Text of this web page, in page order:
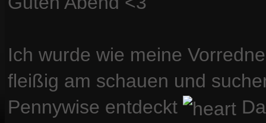
Ich wurde wie meine
fleißig am schauen und
Pennywise entdeckt